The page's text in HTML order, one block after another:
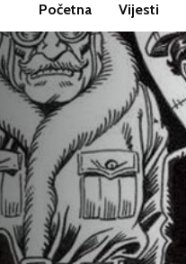
Početna Vijesti